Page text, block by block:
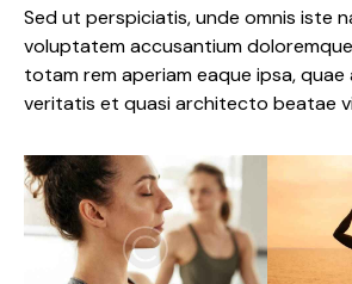
Sed ut perspiciatis, unde omnis iste
voluptatem accusantium
totam rem aperiam eaque ipsa, quae
veritatis et quasi architecto beatae